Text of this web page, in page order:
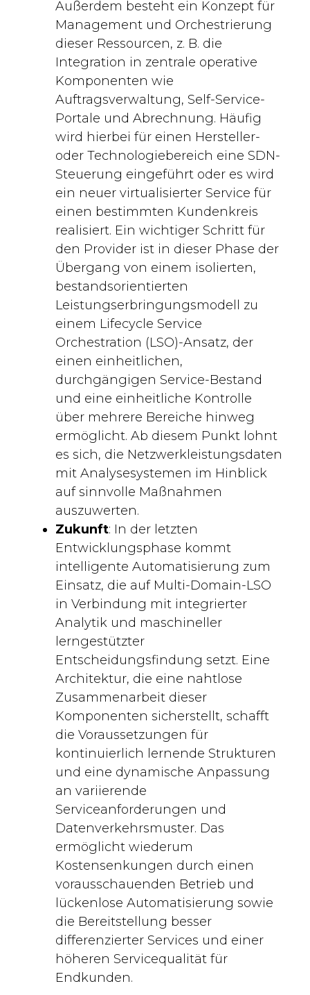
Außerdem besteht ein Konzept für
Management und Orchestrierung
dieser Ressourcen, z. B. die
Integration in zentrale operative
Komponenten wie
Auftragsverwaltung, Self-Service-
Portale und Abrechnung. Häufig
wird hierbei für einen Hersteller-
oder Technologiebereich eine SDN-
Steuerung eingeführt oder es wird
ein neuer virtualisierter Service für
einen bestimmten Kundenkreis
realisiert. Ein wichtiger Schritt für
den Provider ist in dieser Phase der
Übergang von einem isolierten,
bestandsorientierten
Leistungserbringungsmodell zu
einem Lifecycle Service
Orchestration (LSO)-Ansatz, der
einen einheitlichen,
durchgängigen Service-Bestand
und eine einheitliche Kontrolle
über mehrere Bereiche hinweg
ermöglicht. Ab diesem Punkt lohnt
es sich, die Netzwerkleistungsdaten
mit Analysesystemen im Hinblick
auf sinnvolle Maßnahmen
auszuwerten.
Zukunft: In der letzten
Entwicklungsphase kommt
intelligente Automatisierung zum
Einsatz, die auf Multi-Domain-LSO
in Verbindung mit integrierter
Analytik und maschineller
lerngestützter
Entscheidungsfindung setzt. Eine
Architektur, die eine nahtlose
Zusammenarbeit dieser
Komponenten sicherstellt, schafft
die Voraussetzungen für
kontinuierlich lernende Strukturen
und eine dynamische Anpassung
an variierende
Serviceanforderungen und
Datenverkehrsmuster. Das
ermöglicht wiederum
Kostensenkungen durch einen
vorausschauenden Betrieb und
lückenlose Automatisierung sowie
die Bereitstellung besser
differenzierter Services und einer
höheren Servicequalität für
Endkunden.